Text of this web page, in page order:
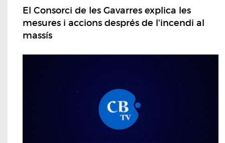
El Consorci de les Gavarres explica les
mesures i accions després de l'incendi al
massís